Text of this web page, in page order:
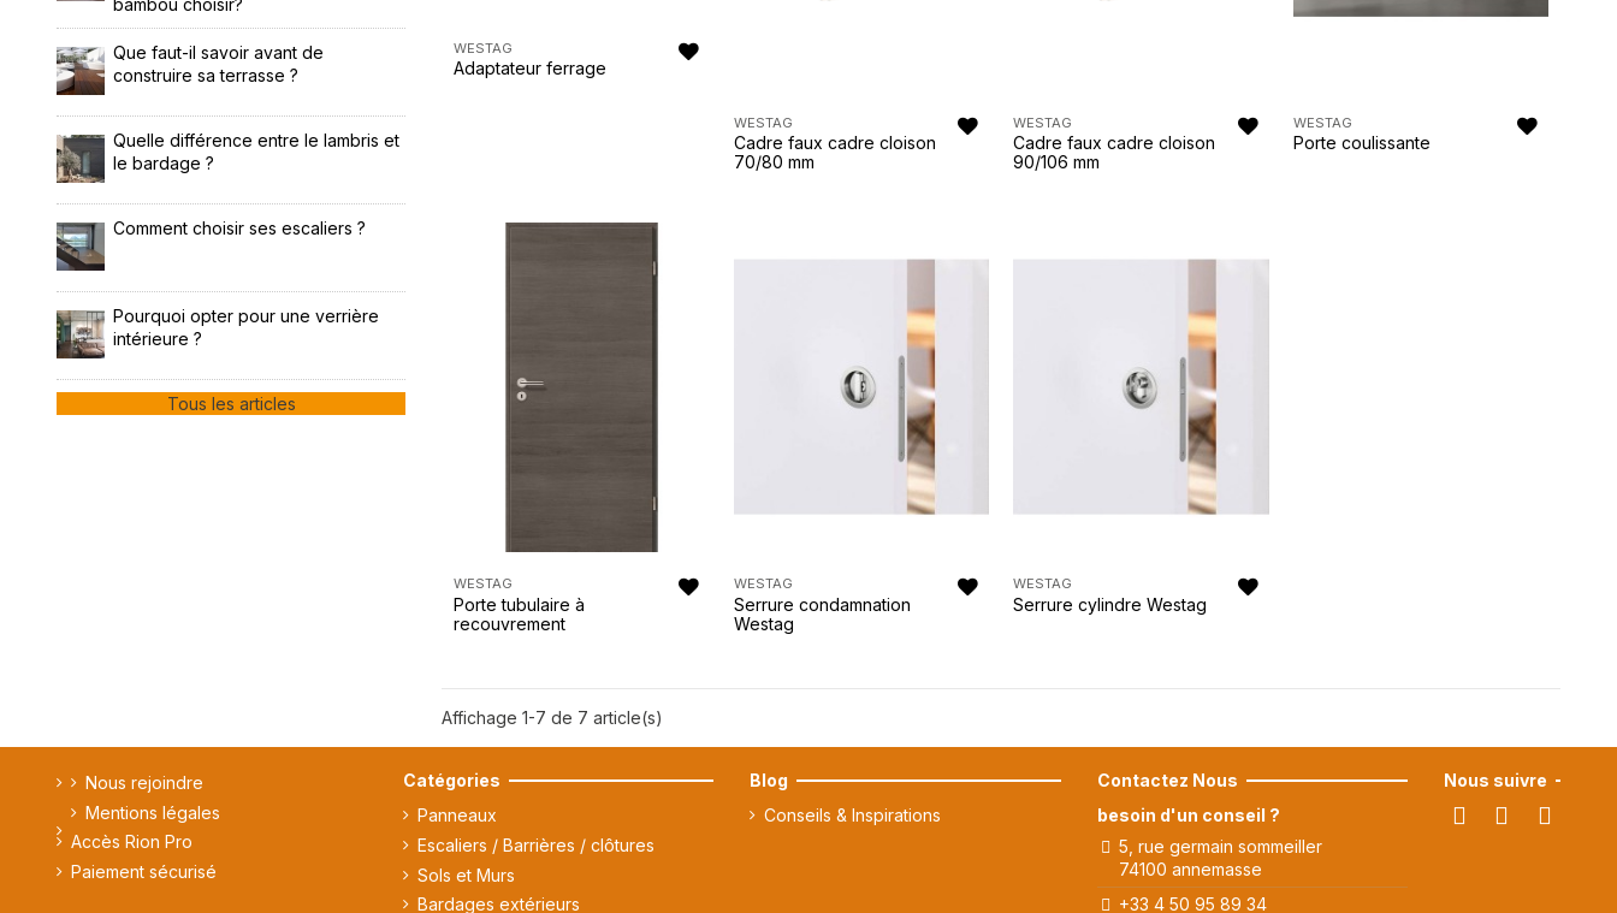
WESTAG
Adaptateur ferrage
WESTAG
Cadre faux cadre cloison
70/80 mm
WESTAG
Cadre faux cadre cloison
90/106 mm
WESTAG
Porte coulissante
WESTAG
Porte tubulaire à
recouvrement
WESTAG
Serrure condamnation
Westag
WESTAG
Serrure cylindre Westag
Affichage 1-7 de 7 article(s)
bambou choisir?
Que faut-il savoir avant de
construire sa terrasse ?
Quelle différence entre le lambris et
le bardage ?
Comment choisir ses escaliers ?
Pourquoi opter pour une verrière
intérieure ?
Tous les articles
Nous rejoindre
Mentions légales
Accès Rion Pro
Paiement sécurisé
Catégories
Panneaux
Escaliers / Barrières / clôtures
Sols et Murs
Bardages extérieurs
Blog
Conseils & Inspirations
Contactez Nous
besoin d'un conseil ?
5, rue germain sommeiller
74100 annemasse
+33 4 50 95 89 34
Nous suivre